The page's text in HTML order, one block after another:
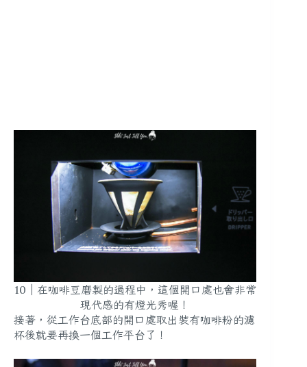
10｜在咖啡豆磨製的過程中，這個開口處也會非常
現代感的有燈光秀喔！
接著，從工作台底部的開口處取出裝有咖啡粉的濾
杯後就要再換一個工作平台了！